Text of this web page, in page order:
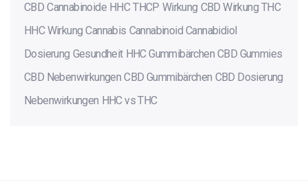
CBD Cannabinoide HHC THCP Wirkung CBD Wirkung THC
HHC Wirkung Cannabis Cannabinoid Cannabidiol
Dosierung Gesundheit HHC Gummibärchen CBD Gummies
CBD Nebenwirkungen CBD Gummibärchen CBD Dosierung
Nebenwirkungen HHC vs THC